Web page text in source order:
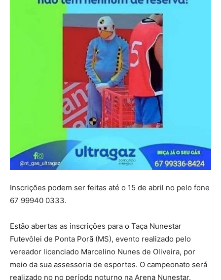
Inscrições podem ser feitas até o 15 de abril no pelo fone
67 99940 0333.
Estão abertas as inscrições para o Taça Nunestar
Futevôlei de Ponta Porã (MS), evento realizado pelo
vereador licenciado Marcelino Nunes de Oliveira, por
meio da sua assessoria de esportes. O campeonato será
realizado no no período noturno na Arena Nunestar.